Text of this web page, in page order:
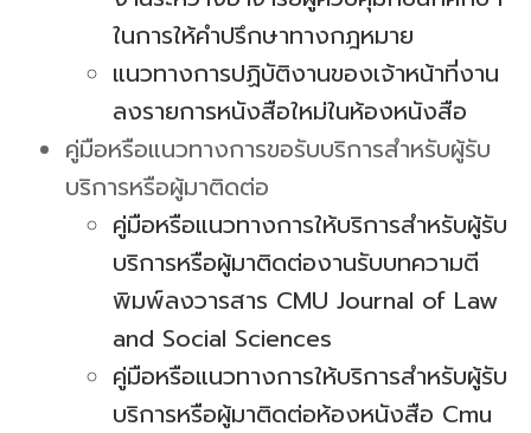
ในการให้คำปรึกษาทางกฎหมาย
แนวทางการปฏิบัติงานของเจ้าหน้าที่งาน
ลงรายการหนังสือใหม่ในห้องหนังสือ
คู่มือหรือแนวทางการขอรับบริการสำหรับผู้รับ
บริการหรือผู้มาติดต่อ
คู่มือหรือแนวทางการให้บริการสำหรับผู้รับ
บริการหรือผู้มาติดต่องานรับบทความตี
พิมพ์ลงวารสาร CMU Journal of Law
and Social Sciences
คู่มือหรือแนวทางการให้บริการสำหรับผู้รับ
บริการหรือผู้มาติดต่อห้องหนังสือ Cmu